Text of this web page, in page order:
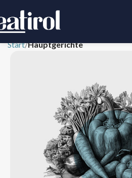
Start Hauptgerichte